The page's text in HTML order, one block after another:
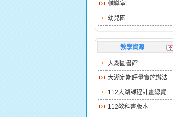
輔導室
幼兒園
教學資源
大湖圖書館
大湖定期評量實施辦法
112大湖課程計畫總覽
112教科書版本